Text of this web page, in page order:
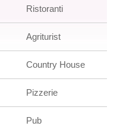
Ristoranti
Agriturist
Country House
Pizzerie
Pub